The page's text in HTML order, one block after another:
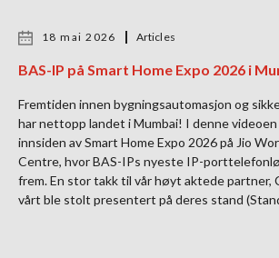
18 mai 2026 Articles
BAS-IP på Smart Home Expo 2026 i
Fremtiden innen bygningsautomasjon og
har nettopp landet i Mumbai! I denne videoen
innsiden av Smart Home Expo 2026 på Jio
Centre, hvor BAS-IPs nyeste IP-
frem. En stor takk til vår høyt aktede
vårt ble stolt presentert på deres stand